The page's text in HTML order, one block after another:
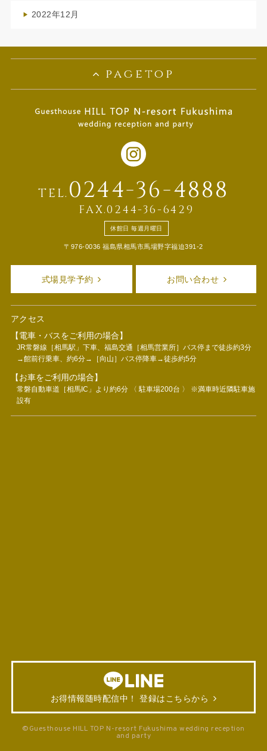
2022年12月
pagetop
TEL. 0244-36-4888
FAX.0244-36-6429
休館日 毎週月曜日
〒976-0036 福島県相馬市馬場野字福迫391-2
式場見学予約 お問い合わせ
アクセス
【電車・バスをご利用の場合】
JR常磐線［相馬駅」下車、福島交通［相馬営業所］バス停まで徒歩約3分
→館前行乗車、約6分→［向山］バス停降車→徒歩約5分
【お車をご利用の場合】
常磐自動車道［相馬IC」より約6分 〈 駐車場200台 〉 ※満車時近隣駐車施
設有
お得情報随時配信中！ 登録はこちらから
©Guesthouse HILL TOP N-resort Fukushima wedding reception
and party